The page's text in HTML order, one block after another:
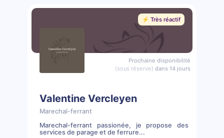
⚡️ Très réactif
Prochaine disponibilité
(sous réserve) dans 14 jours
Valentine Vercleyen
Marechal-ferrant
Marechal-ferrant passionée, je propose des
services de parage et de ferrure...